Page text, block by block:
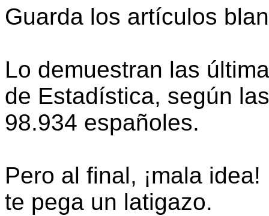
Guarda los artículos
Lo demuestran las
de Estadística, según
98.934 españoles.
Pero al final, ¡mala
te pega un latigazo.